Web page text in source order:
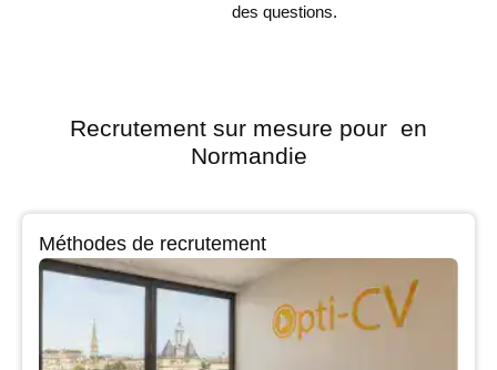
des questions.
Recrutement sur mesure pour en
Normandie
Méthodes de recrutement